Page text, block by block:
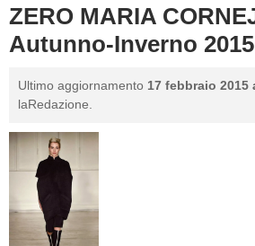
STILE
BIOGRAFIE
DEFINIZIONI
GASTRONOMIA
CAPELLI
SESSO
ZERO MARIA
Autunno-Inverno
Ultimo aggiornamento 17 febbraio 2015
laRedazione.